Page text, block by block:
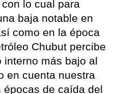
lo cual para
baja notable en
como en la época
Chubut percibe
interno más bajo al
en cuenta nuestra
épocas de caída del